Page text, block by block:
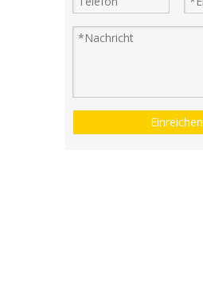
Einreichen